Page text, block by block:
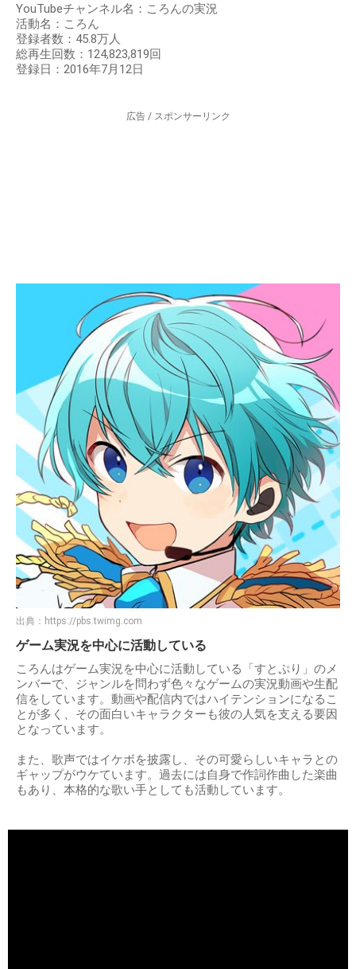
YouTubeチャンネル名：ころんの実況
活動名：ころん
登録者数：45.8万人
総再生回数：124,823,819回
登録日：2016年7月12日
広告 / スポンサーリンク
出典： https://pbs.twimg.com
ゲーム実況を中心に活動している
ころんはゲーム実況を中心に活動している「すとぷり」のメ
ンバーで、ジャンルを問わず色々なゲームの実況動画や生配
信をしています。動画や配信内ではハイテンションになるこ
とが多く、その面白いキャラクターも彼の人気を支える要因
となっています。
また、歌声ではイケボを披露し、その可愛らしいキャラとの
ギャップがウケています。過去には自身で作詞作曲した楽曲
もあり、本格的な歌い手としても活動しています。